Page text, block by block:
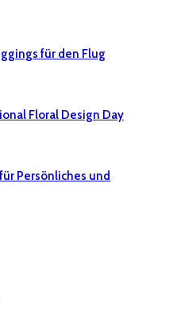
für den Flug
Floral Design Day
Persönliches und